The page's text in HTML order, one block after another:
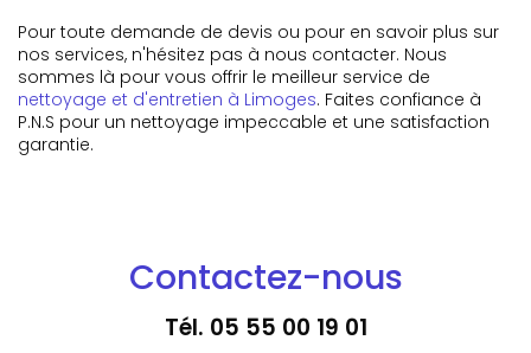
Pour toute demande de devis ou pour en savoir plus sur
nos services, n'hésitez pas à nous contacter. Nous
sommes là pour vous offrir le meilleur service de
nettoyage et d'entretien à Limoges. Faites confiance à
P.N.S pour un nettoyage impeccable et une satisfaction
garantie.
Contactez-nous
Tél. 05 55 00 19 01